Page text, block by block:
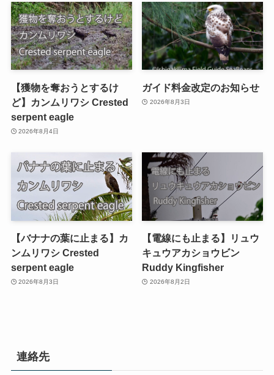
【獲物を奪おうとするけ
ど】カンムリワシ Crested
serpent eagle
2026年8月4日
ガイド料金改定のお知らせ
2026年8月3日
【バナナの葉に止まる】カ
ンムリワシ Crested
serpent eagle
2026年8月3日
【電線にも止まる】リュウ
キュウアカショウビン
Ruddy Kingfisher
2026年8月2日
連絡先